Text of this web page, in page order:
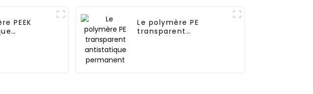
PEEK
Le polymère PE
transparent